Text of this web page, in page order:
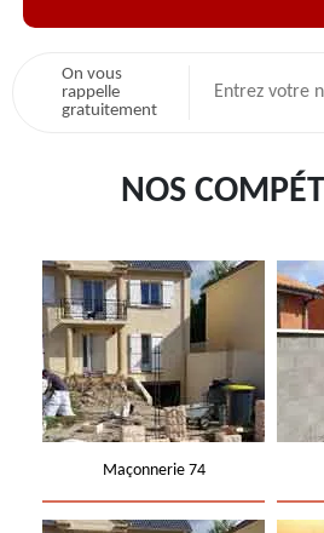
On vous
rappelle
gratuitement
NOS
Maçonnerie 74